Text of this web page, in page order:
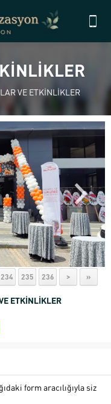
VE ETKİNLİKLER
234 235 236 > »
ETKİNLİKLER
form aracılığıyla siz